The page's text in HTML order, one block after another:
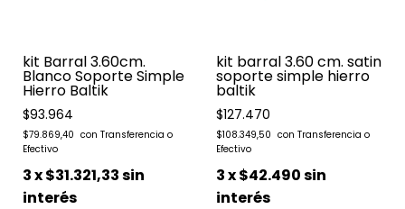
kit Barral 3.60cm.
Blanco Soporte Simple
Hierro Baltik
$93.964
$79.869,40
3x$31.321,33sin
interés
kit barral 3.60 cm. satin
soporte simple hierro
baltik
$127.470
$108.349,50
3x$42.490sin
interés